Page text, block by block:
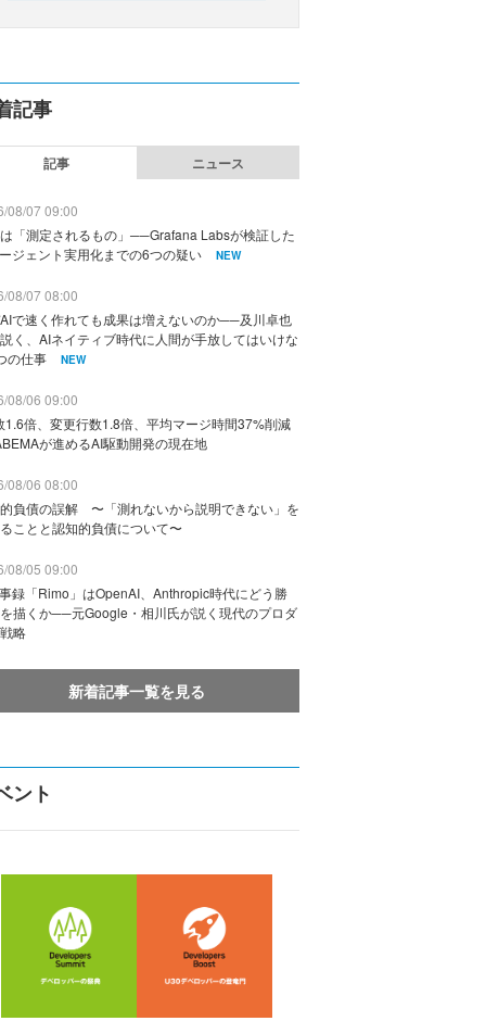
記事
記事 ニュース
08/07 09:00
「測定されるもの」──Grafana Labsが検証した
ジェント実用化までの6つの疑い
NEW
08/07 08:00
で速く作れても成果は増えないのか──及川卓也
く、AIネイティブ時代に人間が手放してはいけな
の仕事
NEW
08/06 09:00
1.6倍、変更行数1.8倍、平均マージ時間37%削減
が進めるAI駆動開発の現在地
08/06 08:00
負債の誤解 〜「測れないから説明できない」を
ことと認知的負債について〜
08/05 09:00
録「Rimo」はOpenAI、Anthropic時代にどう勝
描くか──元Google・相川氏が説く現代のプロダ
略
新着記事一覧を見る
ント